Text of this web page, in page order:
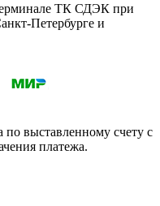
ТК СДЭК при
Петербурге и
по выставленному счету с
платежа.